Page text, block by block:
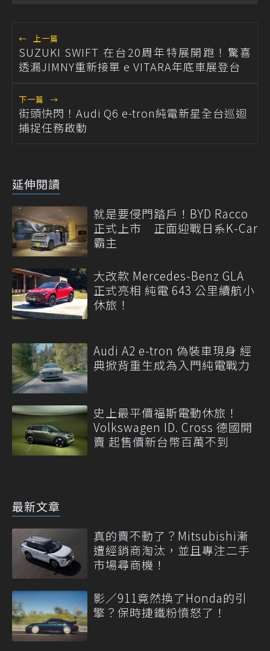
← 上一篇
SUZUKI SWIFT 在台20周年特展開跑！驚喜
透漏JIMNY重新接單 e VITARA年底車展登台
下一篇 →
街頭快閃！Audi Q6 e-tron純電新星全台巡迴
捕捉任務啟動
延伸閱讀
就是要侵門踏戶！BYD Racco
正式上市 正面迎戰日系K-Car
霸主
大改款 Mercedes-Benz GLA
正式亮相 純電 643 公里續航小
休旅！
Audi A2 e-tron 偽裝車現身 經
典掀背重生成為入門純電戰力
史上最平價福斯電動休旅！
Volkswagen ID. Cross 德國開
賣 起售價新台幣百萬不到
最新文章
真的賣不動了？Mitsubishi漸
遭經銷商淘汰，並且專注二手
市場尋商機！
影／911竟然換了Honda的引
擎？保時捷鐵粉憤怒了！